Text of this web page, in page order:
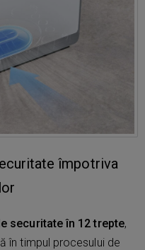
împotriva
securitate în 12 trepte,
în timpul procesului de